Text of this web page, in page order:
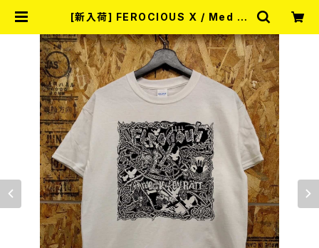
[新入荷] FEROCIOUS X / Med Vi
e:L) | RECORD SHOP MISERY